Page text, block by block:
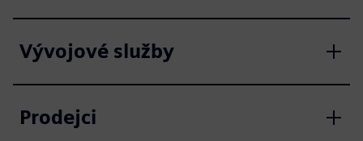
Vývojové služby
Prodejci